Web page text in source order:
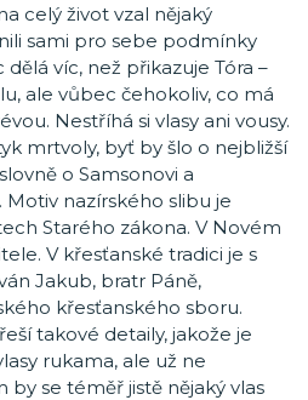
celý život vzal nějaký
sami pro sebe podmínky
víc, než přikazuje Tóra –
ale vůbec čehokoliv, co má
Nestříhá si vlasy ani vousy.
mrtvoly, byť by šlo o nejbližší
o Samsonovi a
Motiv nazírského slibu je
Starého zákona. V Novém
V křesťanské tradici je s
Jakub, bratr Páně,
křesťanského sboru.
takové detaily, jakože je
rukama, ale už ne
se téměř jistě nějaký vlas